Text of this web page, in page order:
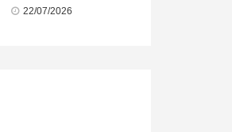
22/07/2026